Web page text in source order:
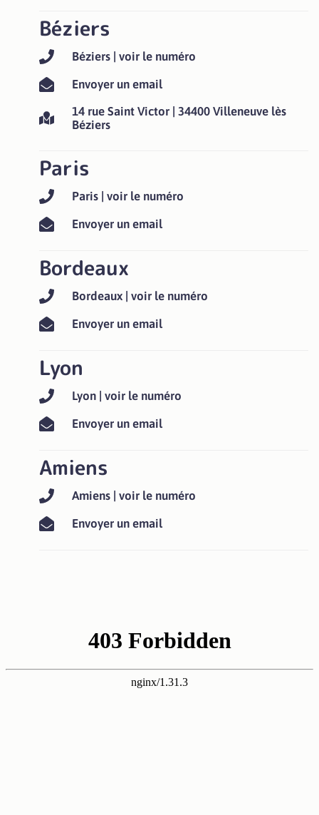
Béziers
Béziers | voir le numéro
Envoyer un email
14 rue Saint Victor | 34400 Villeneuve lès
Béziers
Paris
Paris | voir le numéro
Envoyer un email
Bordeaux
Bordeaux | voir le numéro
Envoyer un email
Lyon
Lyon | voir le numéro
Envoyer un email
Amiens
Amiens | voir le numéro
Envoyer un email